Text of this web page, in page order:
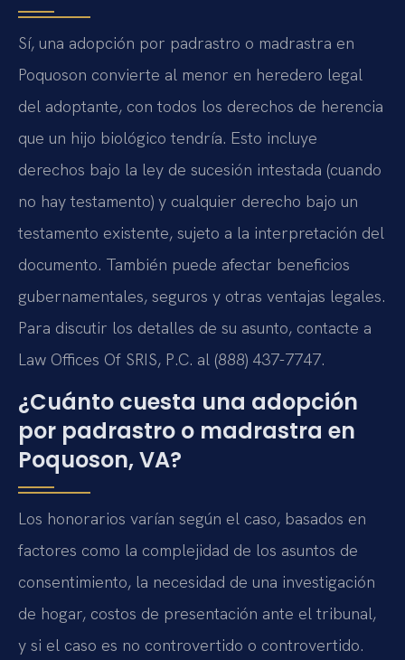
Sí, una adopción por padrastro o madrastra en
Poquoson convierte al menor en heredero legal
del adoptante, con todos los derechos de herencia
que un hijo biológico tendría. Esto incluye
derechos bajo la ley de sucesión intestada (cuando
no hay testamento) y cualquier derecho bajo un
testamento existente, sujeto a la interpretación del
documento. También puede afectar beneficios
gubernamentales, seguros y otras ventajas legales.
Para discutir los detalles de su asunto, contacte a
Law Offices Of SRIS, P.C. al (888) 437-7747.
¿Cuánto cuesta una adopción
por padrastro o madrastra en
Poquoson, VA?
Los honorarios varían según el caso, basados en
factores como la complejidad de los asuntos de
consentimiento, la necesidad de una investigación
de hogar, costos de presentación ante el tribunal,
y si el caso es no controvertido o controvertido.